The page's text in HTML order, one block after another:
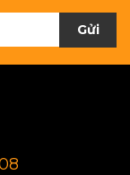
Gửi